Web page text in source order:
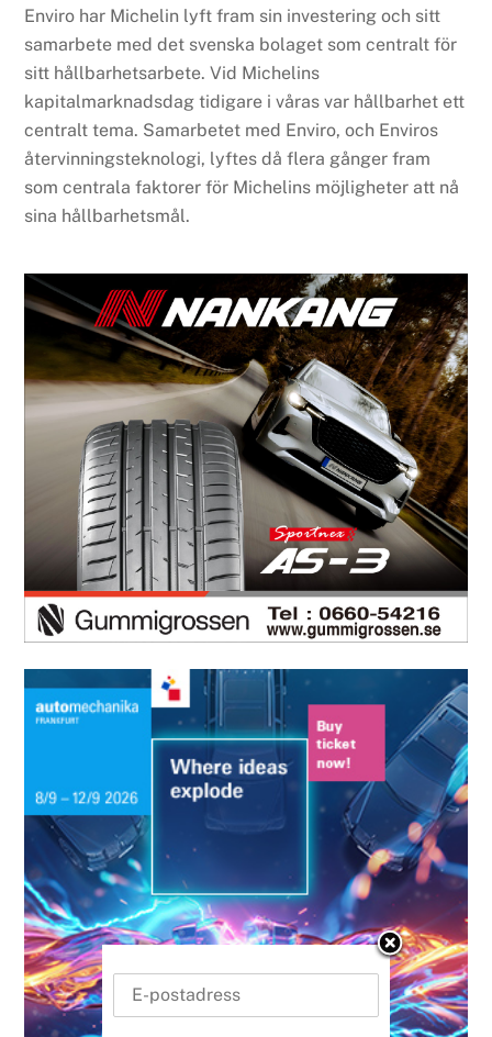
Enviro har Michelin lyft fram sin investering och sitt
samarbete med det svenska bolaget som centralt för
sitt hållbarhetsarbete. Vid Michelins
kapitalmarknadsdag tidigare i våras var hållbarhet ett
centralt tema. Samarbetet med Enviro, och Enviros
återvinningsteknologi, lyftes då flera gånger fram
som centrala faktorer för Michelins möjligheter att nå
sina hållbarhetsmål.